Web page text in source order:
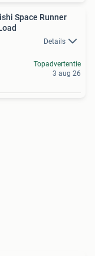
Space Runner
Details
Topadvertentie
3 aug 26